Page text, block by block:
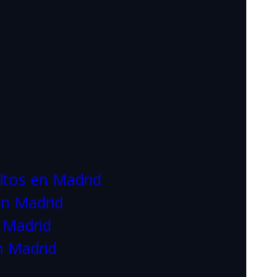
en Madrid
Madrid
Madrid